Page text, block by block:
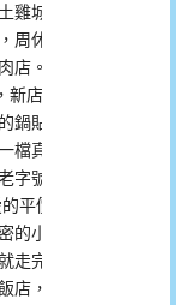
雞城吃過就會愛上。
周休三天的在地人口
店。鵝肉好吃，老闆
新店在地人氣餐廳，
鍋貼，一個只要8元
檔真的讓你加一個大
字號麵館 南川麵館
平價火鍋 服務親切
的小店，但料理超強
走完，親子也適合一
店，早餐還是專人送